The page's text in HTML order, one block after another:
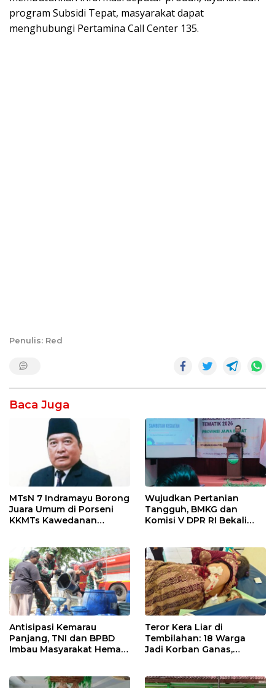
program Subsidi Tepat, masyarakat dapat
menghubungi Pertamina Call Center 135.
Penulis: Red
Baca Juga
MTsN 7 Indramayu Borong
Juara Umum di Porseni
KKMTs Kawedanan
Wujudkan Pertanian
Tangguh, BMKG dan
Komisi V DPR RI Bekali
Antisipasi Kemarau
Panjang, TNI dan BPBD
Imbau Masyarakat Hemat
Teror Kera Liar di
Tembilahan: 18 Warga
Jadi Korban Ganas,